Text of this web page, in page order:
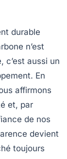
durable
n’est
c’est aussi un
En
affirmons
et, par
de nos
devient
toujours